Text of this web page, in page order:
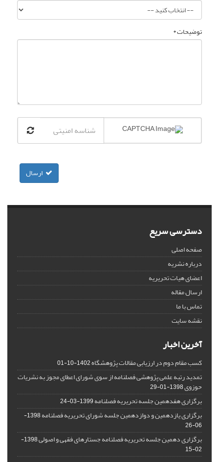
توضیحات *
ارسال
دسترسی سریع
صفحه اصلی
درباره نشریه
اعضای هیات تحریریه
ارسال مقاله
تماس با ما
نقشه سایت
آخرین اخبار
کسب مقام دوم در ارزیابی مقالات پژوهشگاه1402-10-01
تمدید رتبه علمی پژوهشی فصلنامه از سوی شورای اعطای مجوز به نشریات
حوزوی1398-01-29
برگزاری هفدهمین جلسه تحریریه فصلنامه1399-03-24
برگزاری یازدهمین و دوازدهمین جلسه شورای تحریریه فصلنامه
1398-
06-26
برگزاری دهمین جلسه تحریریه فصلنامه جستارهای فقهی و اصولی
1398-
02-15